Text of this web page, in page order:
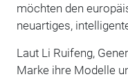
möchten den
neuartiges,
Laut Li Ruifeng,
Marke ihre Modelle